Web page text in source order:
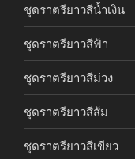
ชุดราตรียาวสีน้ำเงิน
ชุดราตรียาวสีฟ้า
ชุดราตรียาวสีม่วง
ชุดราตรียาวสีส้ม
ชุดราตรียาวสีเขียว